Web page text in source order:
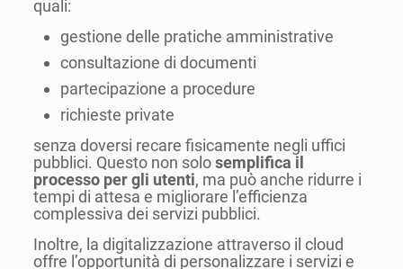
quali:
gestione delle pratiche amministrative
consultazione di documenti
partecipazione a procedure
richieste private
senza doversi recare fisicamente negli uffici
pubblici. Questo non solosemplifica il
processo per gli utenti, ma può anche ridurre i
tempi di attesa e migliorare l’efficienza
complessiva dei servizi pubblici.
Inoltre, la digitalizzazione attraverso il cloud
offre l’opportunità di personalizzare i servizi e